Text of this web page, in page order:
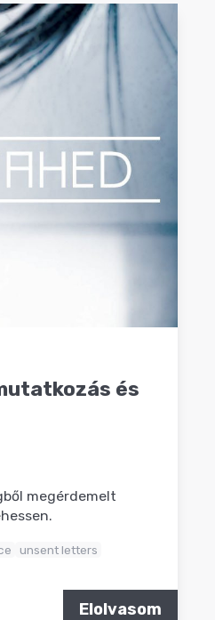
és
megérdemelt
unsent letters
Elolvasom